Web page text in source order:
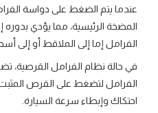
عندما يتم الضغط على دواسة
المضخة الرئيسية، مما يؤدي بدوره
الفرامل إما إلى الملاقط أو إلى
في حالة نظام الفرامل القرصية،
الفرامل لتضغط على القرص
احتكاك وإبطاء سرعة السيارة.